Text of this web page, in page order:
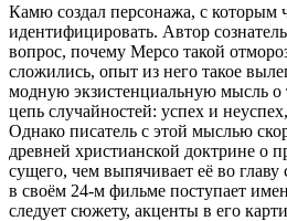
Камю создал персонажа, с которым
идентифицировать. Автор
вопрос, почему Мерсо такой
сложились, опыт из него такое
модную экзистенциальную мысль о
цепь случайностей: успех и
Однако писатель с этой мыслью
древней христианской доктрине о
сущего, чем выпячивает её во
в своём 24-м фильме поступает
следует сюжету, акценты в его